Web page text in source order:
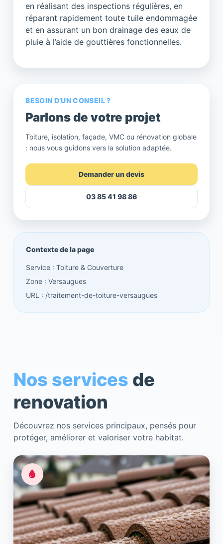
en réalisant des inspections régulières, en
réparant rapidement toute tuile endommagée
et en assurant un bon drainage des eaux de
pluie à l’aide de gouttières fonctionnelles.
BESOIN D’UN CONSEIL ?
Parlons de votre projet
Toiture, isolation, façade, VMC ou rénovation globale
: nous vous guidons vers la solution adaptée.
Demander un devis
03 85 41 98 86
Contexte de la page
Service : Toiture & Couverture
Zone : Versaugues
URL : /traitement-de-toiture-versaugues
Nos services de
renovation
Découvrez nos services principaux, pensés pour
protéger, améliorer et valoriser votre habitat.